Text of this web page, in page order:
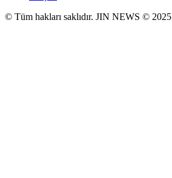
© Tüm hakları saklıdır. JIN NEWS © 2025